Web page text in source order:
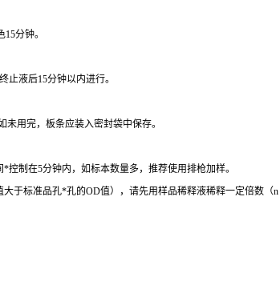
15分钟。
止液后15分钟以内进行。
用完，板条应装入密封袋中保存。
*控制在5分钟内，如标本数量多，推荐使用排枪加样。
大于标准品孔*孔的OD值），请先用样品稀释液稀释一定倍数（n